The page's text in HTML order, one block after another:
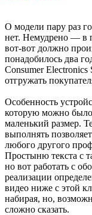
О модели пару раз
нет. Немудрено — в
вот-вот должно
понадобилось два
Consumer Electronics
отгружать
Особенность
которую можно
маленький размер.
выполнять
любого другого
Простыню текста с
но вот работать с
реализации
видео ниже с этой
набирая, но,
сложно сказать.